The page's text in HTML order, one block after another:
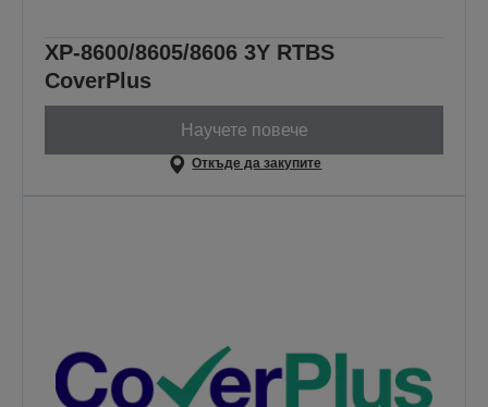
XP-8600/8605/8606 3Y RTBS
CoverPlus
Научете повече
Откъде да закупите